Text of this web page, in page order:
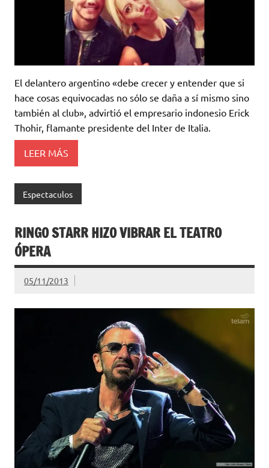
El delantero argentino «debe crecer y entender que si
hace cosas equivocadas no sólo se daña a sí mismo sino
también al club», advirtió el empresario indonesio Erick
Thohir, flamante presidente del Inter de Italia.
LEER MÁS
Espectaculos
RINGO STARR HIZO VIBRAR EL TEATRO
ÓPERA
05/11/2013